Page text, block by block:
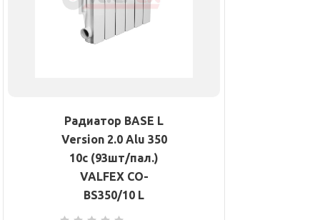
Радиатор BASE L
Version 2.0 Alu 350
10с (93шт/пал.)
VALFEX CO-
BS350/10 L